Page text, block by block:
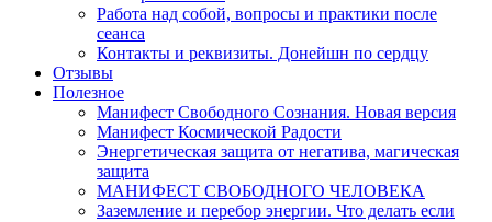
Работа над собой, вопросы и практики после
сеанса
Контакты и реквизиты. Донейшн по сердцу
Отзывы
Полезное
Манифест Свободного Сознания. Новая версия
Манифест Космической Радости
Энергетическая защита от негатива, магическая
защита
МАНИФЕСТ СВОБОДНОГО ЧЕЛОВЕКА
Заземление и перебор энергии. Что делать если